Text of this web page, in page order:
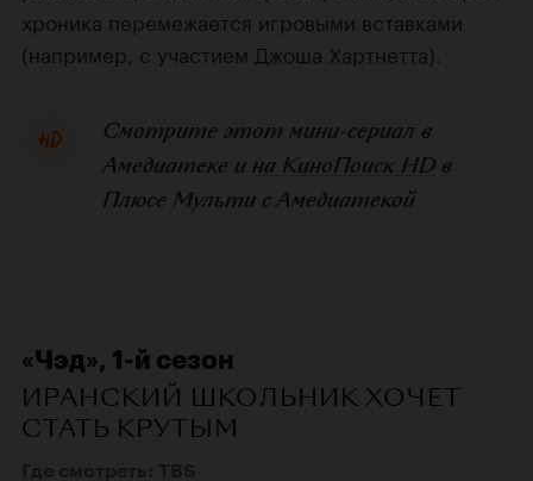
хроника перемежается игровыми вставками
(например, с участием Джоша Хартнетта).
Смотрите этот мини-сериал в
Амедиатеке и на КиноПоиск HD в
Плюсе Мульти с Амедиатекой
«Чэд», 1-й сезон
ИРАНСКИЙ ШКОЛЬНИК ХОЧЕТ
СТАТЬ КРУТЫМ